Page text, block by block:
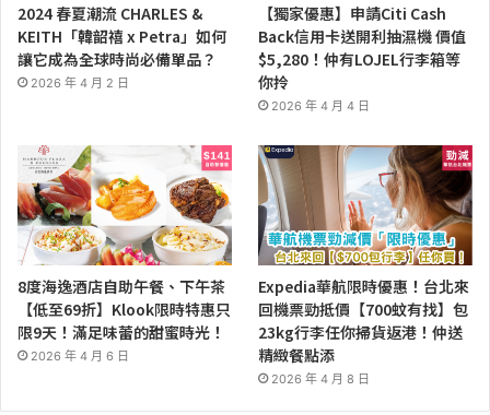
2024 春夏潮流 CHARLES &
KEITH「韓韶禧 x Petra」如何
讓它成為全球時尚必備單品？
2026 年 4 月 2 日
【獨家優惠】申請Citi Cash
Back信用卡送開利抽濕機 價值
$5,280！仲有LOJEL行李箱等
你拎
2026 年 4 月 4 日
8度海逸酒店自助午餐、下午茶
【低至69折】Klook限時特惠只
限9天！滿足味蕾的甜蜜時光！
2026 年 4 月 6 日
Expedia華航限時優惠！台北來
回機票勁抵價【700蚊有找】包
23kg行李任你掃貨返港！仲送
精緻餐點添
2026 年 4 月 8 日